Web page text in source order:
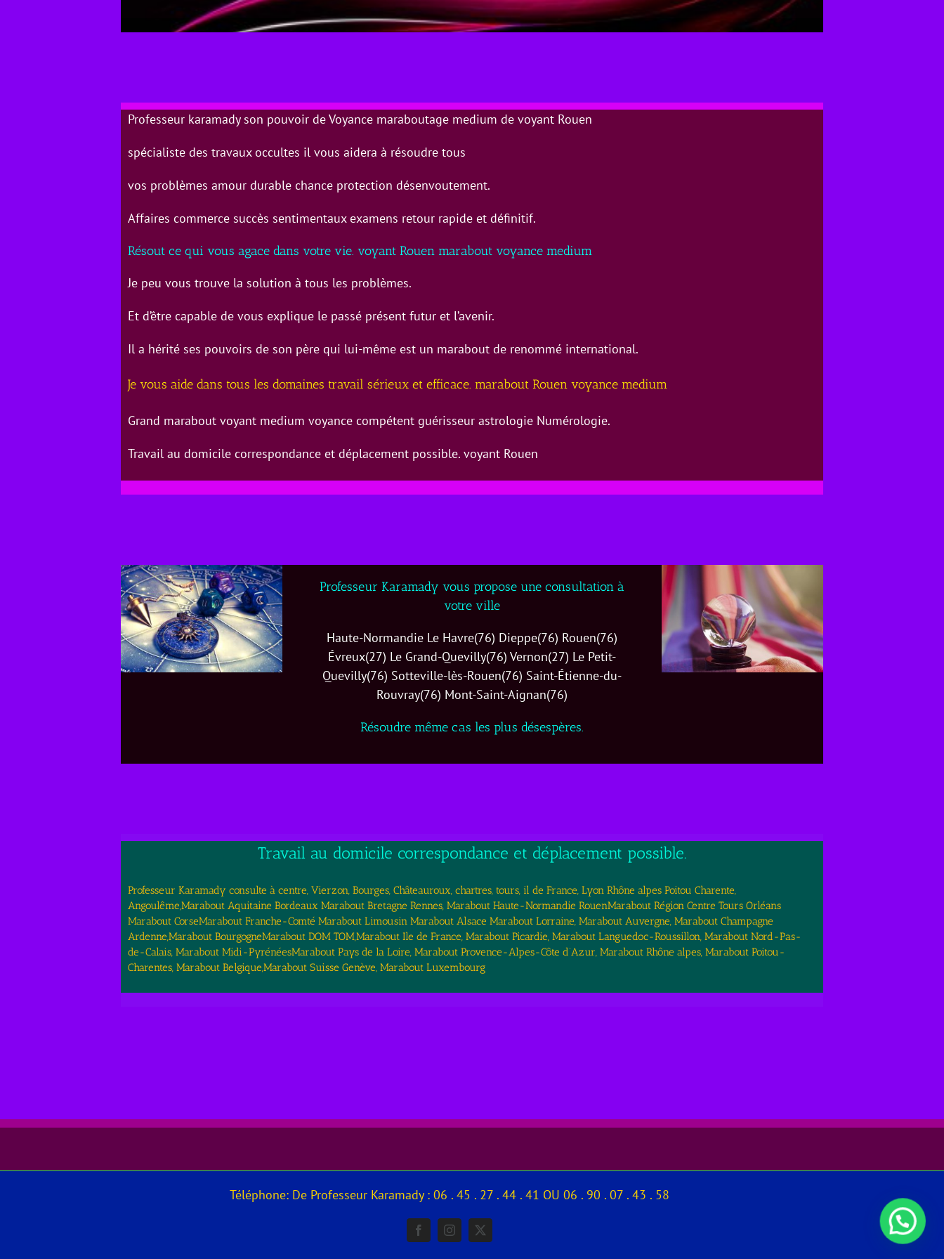
Professeur karamady son pouvoir de Voyance maraboutage medium de voyant Rouen
spécialiste des travaux occultes il vous aidera à résoudre tous
vos problèmes amour durable chance protection désenvoutement.
Affaires commerce succès sentimentaux examens retour rapide et définitif.
Résout ce qui vous agace dans votre vie. voyant Rouen marabout voyance medium
Je peu vous trouve la solution à tous les problèmes.
Et d’être capable de vous explique le passé présent futur et l’avenir.
Il a hérité ses pouvoirs de son père qui lui-même est un marabout de renommé international.
Je vous aide dans tous les domaines travail sérieux et efficace. marabout Rouen voyance medium
Grand marabout voyant medium voyance compétent guérisseur astrologie Numérologie.
Travail au domicile correspondance et déplacement possible. voyant Rouen
Professeur Karamady vous propose une consultation à
votre ville
Haute-Normandie Le Havre(76) Dieppe(76) Rouen(76)
Évreux(27) Le Grand-Quevilly(76) Vernon(27) Le Petit-
Quevilly(76) Sotteville-lès-Rouen(76) Saint-Étienne-du-
Rouvray(76) Mont-Saint-Aignan(76)
Résoudre même cas les plus désespères.
Travail au domicile correspondance et déplacement possible.
Professeur Karamady consulte à centre, Vierzon, Bourges, Châteauroux, chartres, tours, il de France, Lyon Rhône alpes Poitou Charente,
Angoulême,Marabout Aquitaine Bordeaux Marabout Bretagne Rennes, Marabout Haute-Normandie RouenMarabout Région Centre Tours Orléans
Marabout CorseMarabout Franche-Comté Marabout Limousin Marabout Alsace Marabout Lorraine, Marabout Auvergne, Marabout Champagne
Ardenne,Marabout BourgogneMarabout DOM TOM,Marabout Ile de France, Marabout Picardie, Marabout Languedoc-Roussillon, Marabout Nord-Pas-
de-Calais, Marabout Midi-PyrénéesMarabout Pays de la Loire, Marabout Provence-Alpes-Côte d’Azur, Marabout Rhône alpes, Marabout Poitou-
Charentes, Marabout Belgique,Marabout Suisse Genève, Marabout Luxembourg
Téléphone: De Professeur Karamady : 06 . 45 . 27 . 44 . 41 OU 06 . 90 . 07 . 43 . 58
FacebookInstagram
X